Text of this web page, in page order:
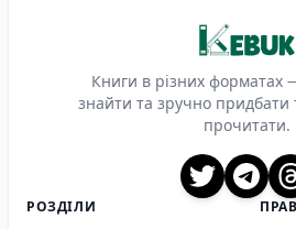
Книги в різних
знайти та зручно придбати
прочитати.
X
РОЗДІЛИ